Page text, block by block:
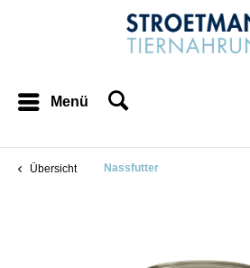
Menü
Übersicht Nassfutter